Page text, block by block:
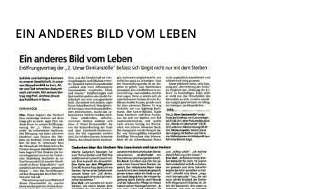
EIN ANDERES BILD VOM LEBEN